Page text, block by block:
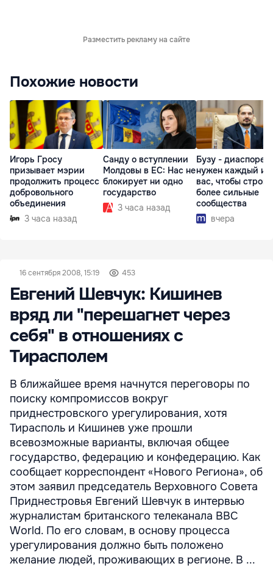
Разместить рекламу на сайте
Похожие новости
Игорь Гросу
призывает мэрии
продолжить процесс
добровольного
объединения
3 часа назад
Санду о вступлении
Молдовы в ЕС: Нас не
блокирует ни одно
государство
3 часа назад
Бузу - диаспоре:
нужен каждый из
вас, чтобы
более сильные
сообщества
вчера
16 сентября 2008, 15:19 453
Евгений Шевчук: Кишинев
вряд ли "перешагнет через
себя" в отношениях с
Тирасполем
В ближайшее время начнутся переговоры по
поиску компромиссов вокруг
приднестровского урегулирования, хотя
Тирасполь и Кишинев уже прошли
всевозможные варианты, включая общее
государство, федерацию и конфедерацию. Как
сообщает корреспондент «Нового Региона», об
этом заявил председатель Верховного Совета
Приднестровья Евгений Шевчук в интервью
журналистам британского телеканала BBC
World. По его словам, в основу процесса
урегулирования должно быть положено
желание людей, проживающих в регионе. В ...